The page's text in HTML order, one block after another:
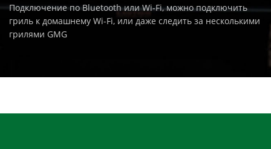
Подключение по Bluetooth или Wi-Fi, можно подключить
гриль к домашнему Wi-Fi, или даже следить за несколькими
грилями GMG